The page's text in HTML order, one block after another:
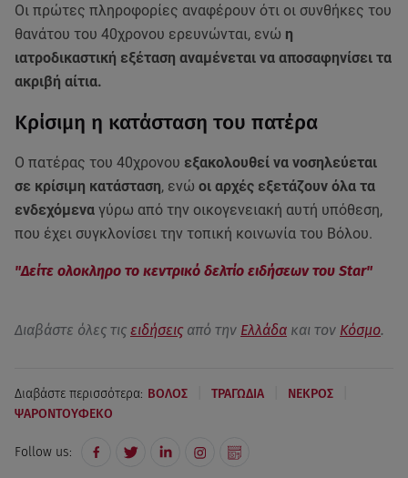
Οι πρώτες πληροφορίες αναφέρουν ότι οι συνθήκες του
θανάτου του 40χρονου ερευνώνται, ενώ η
ιατροδικαστική εξέταση αναμένεται να αποσαφηνίσει τα
ακριβή αίτια.
Κρίσιμη η κατάσταση του πατέρα
Ο πατέρας του 40χρονου εξακολουθεί να νοσηλεύεται
σε κρίσιμη κατάσταση, ενώ οι αρχές εξετάζουν όλα τα
ενδεχόμενα γύρω από την οικογενειακή αυτή υπόθεση,
που έχει συγκλονίσει την τοπική κοινωνία του Βόλου.
"Δείτε ολοκληρο το κεντρικό δελτίο ειδήσεων του Star"
Διαβάστε όλες τις ειδήσεις από την Ελλάδα και τον Κόσμο.
Διαβάστε περισσότερα: ΒΟΛΟΣ ΤΡΑΓΩΔΙΑ ΝΕΚΡΟΣ
ΨΑΡΟΝΤΟΥΦΕΚΟ
Follow us: